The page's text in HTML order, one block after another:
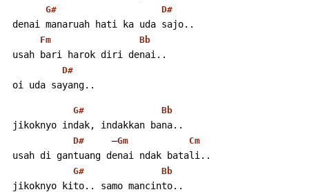
G# D#
denai manaruah hati ka uda sajo..
Fm Bb
usah bari harok diri denai..
D#
oi uda sayang..
G# Bb
jikoknyo indak, indakkan bana..
D#
     –
Gm Cm
usah di gantuang denai ndak batali..
G# Bb
jikoknyo kito.. samo mancinto..